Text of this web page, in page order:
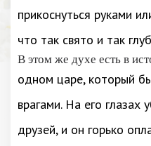
прикоснуться руками
что так свято и так
В этом же духе есть в
одном царе, который
врагами. На его глазах
друзей, и он горько